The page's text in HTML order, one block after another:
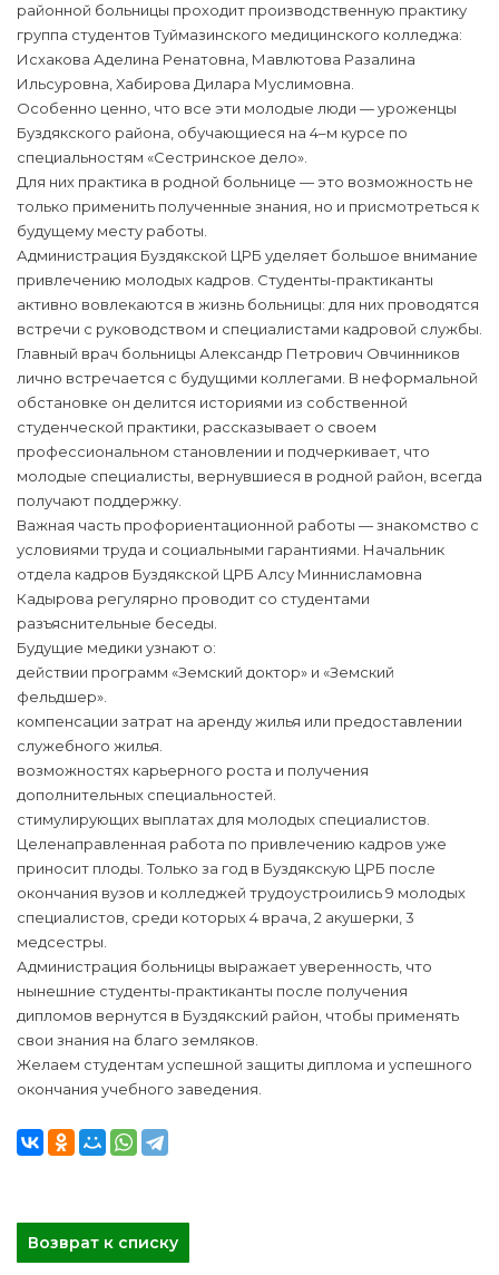
районной больницы проходит производственную практику
группа студентов Туймазинского медицинского колледжа:
Исхакова Аделина Ренатовна, Мавлютова Разалина
Ильсуровна, Хабирова Дилара Муслимовна.
Особенно ценно, что все эти молодые люди — уроженцы
Буздякского района, обучающиеся на 4–м курсе по
специальностям «Сестринское дело».
Для них практика в родной больнице — это возможность не
только применить полученные знания, но и присмотреться к
будущему месту работы.
Администрация Буздякской ЦРБ уделяет большое внимание
привлечению молодых кадров. Студенты-практиканты
активно вовлекаются в жизнь больницы: для них проводятся
встречи с руководством и специалистами кадровой службы.
Главный врач больницы Александр Петрович Овчинников
лично встречается с будущими коллегами. В неформальной
обстановке он делится историями из собственной
студенческой практики, рассказывает о своем
профессиональном становлении и подчеркивает, что
молодые специалисты, вернувшиеся в родной район, всегда
получают поддержку.
Важная часть профориентационной работы — знакомство с
условиями труда и социальными гарантиями. Начальник
отдела кадров Буздякской ЦРБ Алсу Миннисламовна
Кадырова регулярно проводит со студентами
разъяснительные беседы.
Будущие медики узнают о:
действии программ «Земский доктор» и «Земский
фельдшер».
компенсации затрат на аренду жилья или предоставлении
служебного жилья.
возможностях карьерного роста и получения
дополнительных специальностей.
стимулирующих выплатах для молодых специалистов.
Целенаправленная работа по привлечению кадров уже
приносит плоды. Только за год в Буздякскую ЦРБ после
окончания вузов и колледжей трудоустроились 9 молодых
специалистов, среди которых 4 врача, 2 акушерки, 3
медсестры.
Администрация больницы выражает уверенность, что
нынешние студенты-практиканты после получения
дипломов вернутся в Буздякский район, чтобы применять
свои знания на благо земляков.
Желаем студентам успешной защиты диплома и успешного
окончания учебного заведения.
Возврат к списку